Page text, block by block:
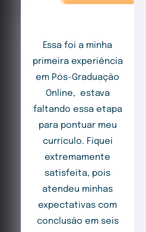
Essa foi a minha
primeira experiência
em Pós-Graduação
Online, estava
faltando essa etapa
para pontuar meu
currículo. Fiquei
extremamente
satisfeita, pois
atendeu minhas
expectativas com
conclusão em seis